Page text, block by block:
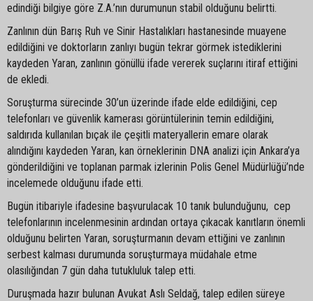
edindiği bilgiye göre Z.A.’nın durumunun stabil olduğunu belirtti.
Zanlının dün Barış Ruh ve Sinir Hastalıkları hastanesinde muayene
edildiğini ve doktorların zanlıyı bugün tekrar görmek istediklerini
kaydeden Yaran, zanlının gönüllü ifade vererek suçlarını itiraf ettiğini
de ekledi.
Soruşturma sürecinde 30’un üzerinde ifade elde edildiğini, cep
telefonları ve güvenlik kamerası görüntülerinin temin edildiğini,
saldırıda kullanılan bıçak ile çeşitli materyallerin emare olarak
alındığını kaydeden Yaran, kan örneklerinin DNA analizi için Ankara’ya
gönderildiğini ve toplanan parmak izlerinin Polis Genel Müdürlüğü’nde
incelemede olduğunu ifade etti.
Bugün itibariyle ifadesine başvurulacak 10 tanık bulunduğunu, cep
telefonlarının incelenmesinin ardından ortaya çıkacak kanıtların önemli
olduğunu belirten Yaran, soruşturmanın devam ettiğini ve zanlının
serbest kalması durumunda soruşturmaya müdahale etme
olasılığından 7 gün daha tutukluluk talep etti.
Duruşmada hazır bulunan Avukat Aslı Seldağ, talep edilen süreye